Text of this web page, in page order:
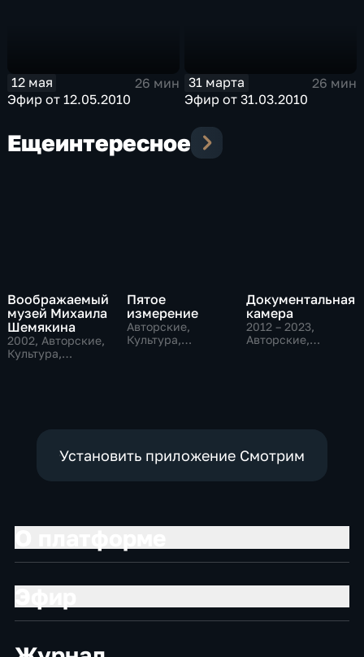
12 мая
26 мин
Эфир от 12.05.2010
31 марта
26 мин
Эфир от 31.03.2010
Ещеинтересное
Воображаемый
музей Михаила
Шемякина
2002, Авторские,
Культура,
Пятое
измерение
Авторские,
Культура,
Документальная
камера
2012 – 2023,
Авторские,
Установить приложение Смотрим